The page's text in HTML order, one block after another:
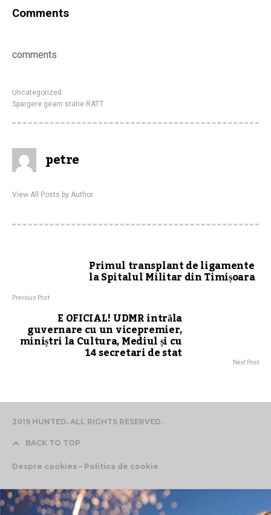
Comments
comments
Uncategorized
Spargere geam statie RATT
petre
View All Posts by Author
Primul transplant de ligamente
la Spitalul Militar din Timișoara
Previous Post
E OFICIAL! UDMR intrăla
guvernare cu un vicepremier,
miniștri la Cultura, Mediul și cu
14 secretari de stat Next Post
2019 HUNTED. ALL RIGHTS RESERVED.
BACK TO TOP
Despre cookies – Politica de cookie